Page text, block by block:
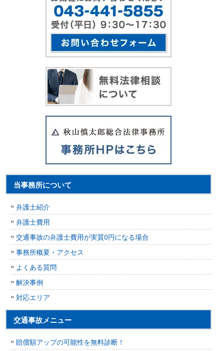
当事務所について
弁護士紹介
弁護士費用
交通事故の弁護士費用が実質0円になる場合
事務所概要・アクセス
よくある質問
解決事例
対応エリア
交通事故メニュー
賠償額アップの可能性を無料診断！